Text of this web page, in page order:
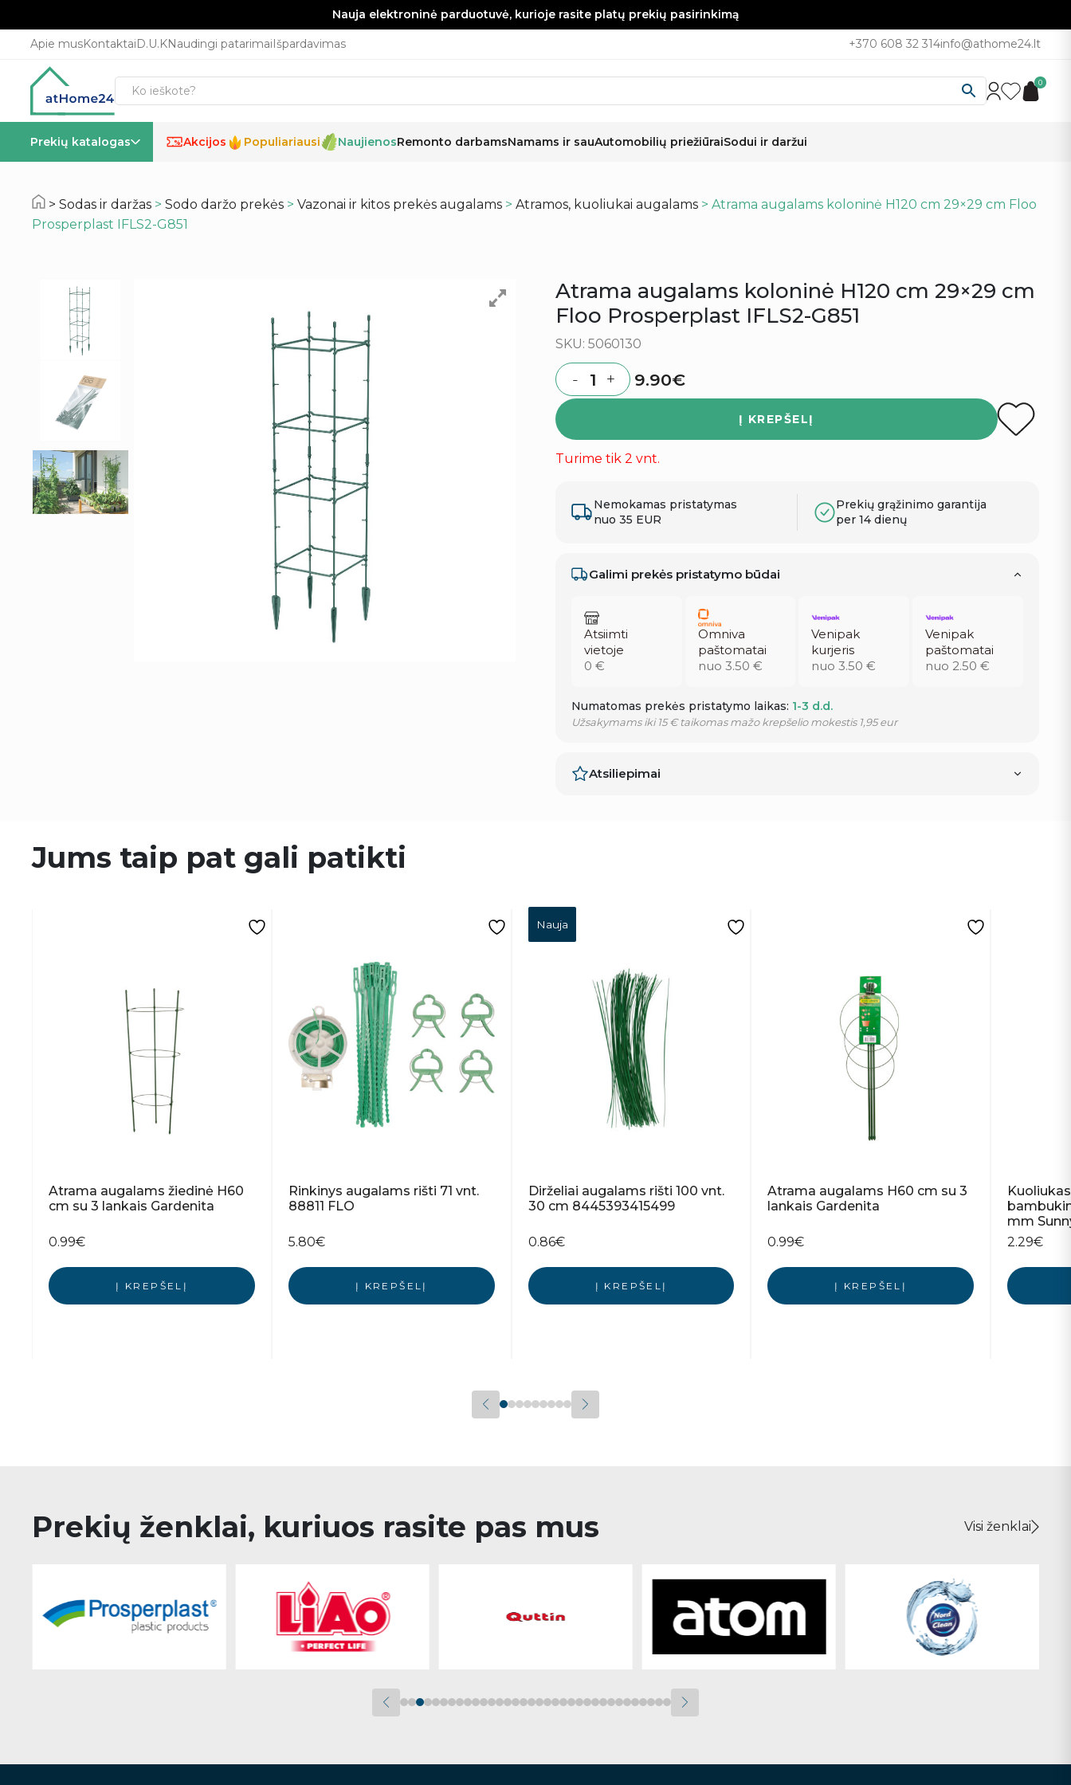
Nauja elektroninė parduotuvė, kurioje rasite platų prekių pasirinkimą
Apie musKontaktaiD.U.KNaudingi patarimaiIšpardavimas +370 608 32 314info@athome24.lt
0
Prekių katalogas % Akcijos Populiariausi NaujienosRemonto darbamsNamams ir sauAutomobilių priežiūraiSodui ir daržui
Sodas ir daržas >Sodo daržo prekės >Vazonai ir kitos prekės augalams >Atramos, kuoliukai augalams > Atrama augalams koloninė H120 cm 29×29 cm Floo
Prosperplast IFLS2-G851
Atrama augalams koloninė H120 cm 29×29 cm
Floo Prosperplast IFLS2-G851
SKU: 5060130
Quantity
- + 9.90€
Į KREPŠELĮ
Turime tik 2 vnt.
Nemokamas pristatymas
nuo 35 EUR
Prekių grąžinimo garantija
per 14 dienų
Galimi prekės pristatymo būdai
Atsiimti
vietoje
0 €
Omniva
paštomatai
nuo 3.50 €
Venipak
kurjeris
nuo 3.50 €
Venipak
paštomatai
nuo 2.50 €
Numatomas prekės pristatymo laikas: 1-3 d.d.
Užsakymams iki 15 € taikomas mažo krepšelio mokestis 1,95 eur
Atsiliepimai
Jums taip pat gali patikti
Atrama augalams žiedinė H60
cm su 3 lankais Gardenita
0.99€
Į KREPŠELĮ
Rinkinys augalams rišti 71 vnt.
88811 FLO
5.80€
Į KREPŠELĮ
Nauja
Dirželiai augalams rišti 100 vnt.
30 cm 8445393415499
0.86€
Į KREPŠELĮ
Atrama augalams H60 cm su 3
lankais Gardenita
0.99€
Į KREPŠELĮ
mm
2.29€
Prekių ženklai, kuriuos rasite pas mus Visi ženklai